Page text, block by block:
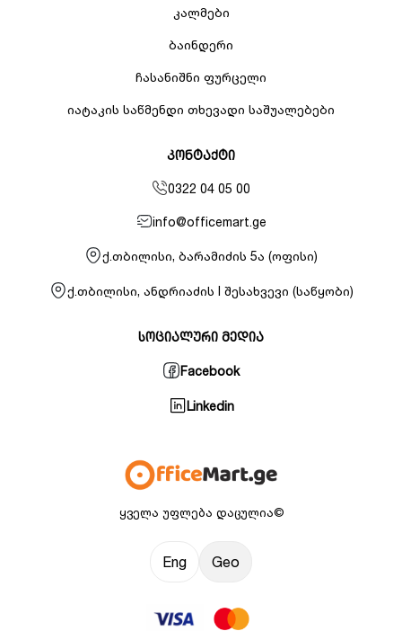
ყველა უფლება დაცულია©
Eng Geo
კალმები
ბაინდერი
ჩასანიშნი ფურცელი
იატაკის საწმენდი თხევადი საშუალებები
კონტაქტი
0322 04 05 00
info@officemart.ge
ქ.თბილისი, ბარამიძის 5ა (ოფისი)
ქ.თბილისი, ანდრიაძის I შესახვევი (საწყობი)
სოციალური მედია
Facebook
Linkedin